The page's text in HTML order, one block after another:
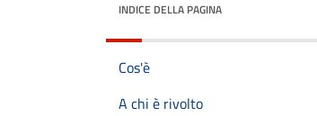
INDICE DELLA PAGINA
Cos'è
A chi è rivolto